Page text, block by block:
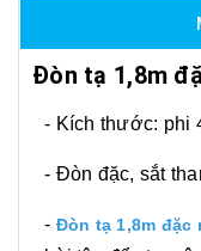
Đòn tạ 1,8m
- Kích thước: phi
- Đòn đặc, sắt
- Đòn tạ 1,8m đặc